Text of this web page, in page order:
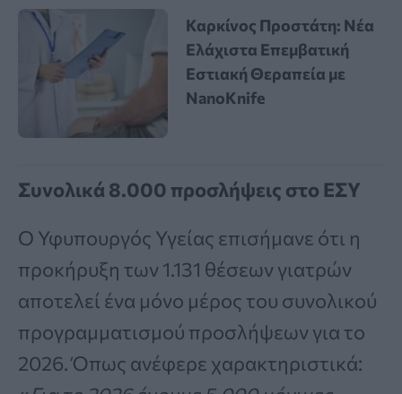
Καρκίνος Προστάτη: Νέα
Ελάχιστα Επεμβατική
Εστιακή Θεραπεία με
NanoKnife
Συνολικά 8.000 προσλήψεις στο ΕΣΥ
Ο Υφυπουργός Υγείας επισήμανε ότι η
προκήρυξη των 1.131 θέσεων γιατρών
αποτελεί ένα μόνο μέρος του συνολικού
προγραμματισμού προσλήψεων για το
2026. Όπως ανέφερε χαρακτηριστικά: